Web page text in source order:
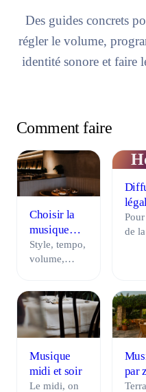
Des guides concrets
régler le volume,
identité sonore et faire
Comment faire
Choisir la
musique
d'un
restaurant
Style, tempo,
volume,
la méthode
simple pour
choisir la
votre
restaurant et
créer une
de la
faut
pro
règle
Musique
midi et soir
Le midi, on
par